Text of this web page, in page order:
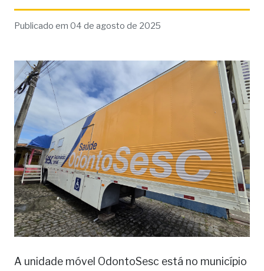
Publicado em 04 de agosto de 2025
A unidade móvel OdontoSesc está no município